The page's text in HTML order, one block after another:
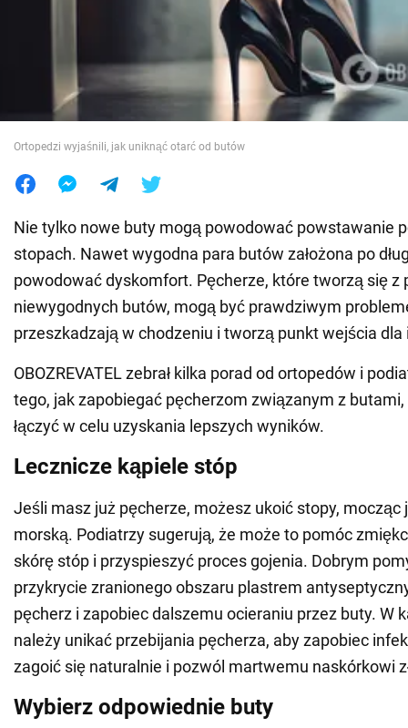
Jedzenie
Ortopedzi wyjaśnili, jak uniknąć otarć od butów
Nie tylko nowe buty mogą powodować powstawanie
stopach. Nawet wygodna para butów założona po
powodować dyskomfort. Pęcherze, które tworzą się z
niewygodnych butów, mogą być prawdziwym
przeszkadzają w chodzeniu i tworzą punkt wejścia dla
OBOZREVATEL zebrał kilka porad od ortopedów i
tego, jak zapobiegać pęcherzom związanym z
łączyć w celu uzyskania lepszych wyników.
Lecznicze kąpiele stóp
Jeśli masz już pęcherze, możesz ukoić stopy, mocząc
morską. Podiatrzy sugerują, że może to pomóc
skórę stóp i przyspieszyć proces gojenia. Dobrym
przykrycie zranionego obszaru plastrem
pęcherz i zapobiec dalszemu ocieraniu przez buty. W
należy unikać przebijania pęcherza, aby zapobiec
zagoić się naturalnie i pozwól martwemu naskórkowi
Wybierz odpowiednie buty